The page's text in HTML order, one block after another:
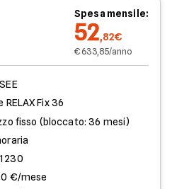
Spesa mensile:
52,82€
€ 633,85/anno
RELAX Fix 36
fisso (bloccato: 36 mesi)
€/mese